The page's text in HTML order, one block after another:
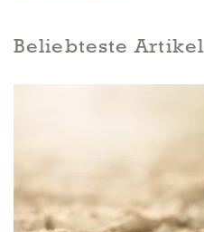
Beliebteste Artikel